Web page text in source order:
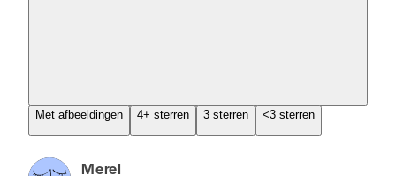
Met afbeeldingen 4+ sterren 3 sterren <3 sterren
Merel